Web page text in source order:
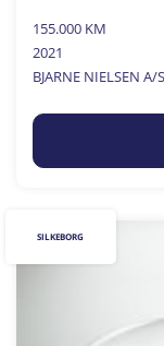
155.000 KM
2021
BJARNE NIELSEN A/S
SILKEBORG